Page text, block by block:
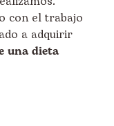
con el trabajo
a adquirir
una dieta